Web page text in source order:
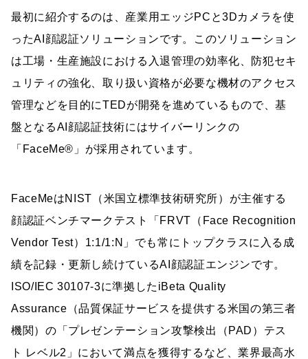
最初に紹介するのは、産業用エッジPCと3Dカメラを使
ったAI顔認証ソリューションです。このソリューション
は工場・生産施設における入退管理の効率化、防犯セキ
ュリティの強化、取り扱い資格が必要な機材のアクセス
管理などを目的にTEDが開発を進めているもので、基
盤となるAI顔認証技術にはサイバーリンクの
「FaceMe®」が採用されています。
FaceMeはNIST（米国立標準技術研究所）が主催する
顔認証ベンチマークテスト「FRVT（Face Recognition
Vendor Test）1:1/1:N」でも常にトップクラスに入る成
績を記録・更新し続けているAI顔認証エンジンです。
ISO/IEC 30107-3に準拠したiBeta Quality
Assurance（品質保証サービスを提供する米国の第三者
機関）の「プレゼンテーション攻撃検出（PAD）テス
ト レベル2」において満点を獲得するなど、業界最高水